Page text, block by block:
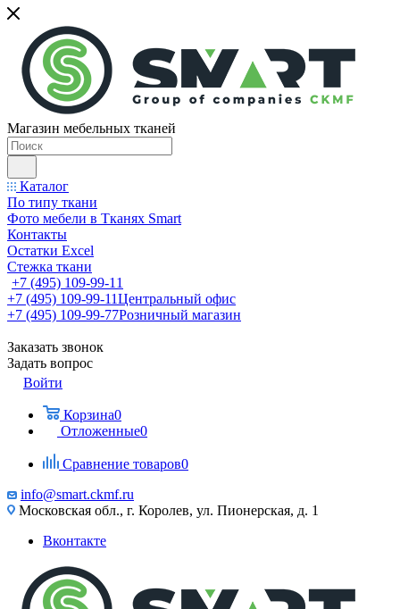
Магазин мебельных тканей
Каталог
По типу ткани
Фото мебели в Тканях Smart
Контакты
Остатки Excel
Стежка ткани
+7 (495) 109-99-11
+7 (495) 109-99-11Центральный офис
+7 (495) 109-99-77Розничный магазин
Заказать звонок
Задать вопрос
Войти
Корзина0
Отложенные0
Сравнение товаров0
info@smart.ckmf.ru
Московская обл., г. Королев, ул. Пионерская, д. 1
Вконтакте